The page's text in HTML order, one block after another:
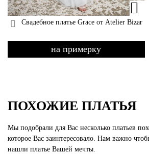
Свадебное платье Grace от Atelier Bizar
на примерку
ПОХОЖИЕ ПЛАТЬЯ
Мы подобрали для Вас несколько платьев
которое Вас заинтересовало. Нам важно
нашли платье Вашей мечты.